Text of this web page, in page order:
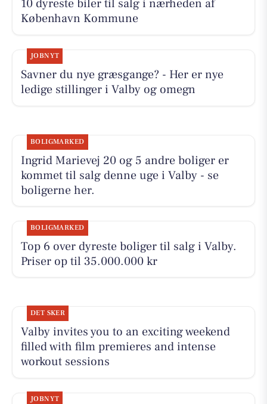
10 dyreste biler til salg i nærheden af
København Kommune
JOBNYT
Savner du nye græsgange? - Her er nye
ledige stillinger i Valby og omegn
BOLIGMARKED
Ingrid Marievej 20 og 5 andre boliger er
kommet til salg denne uge i Valby - se
boligerne her.
BOLIGMARKED
Top 6 over dyreste boliger til salg i Valby.
Priser op til 35.000.000 kr
DET SKER
Valby invites you to an exciting weekend
filled with film premieres and intense
workout sessions
JOBNYT